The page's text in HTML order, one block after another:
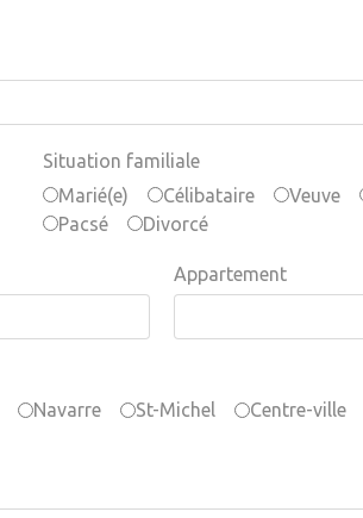
Situation familiale
Marié(e)
Célibataire Veuve
Pacsé
Divorcé
Appartement
Navarre St-Michel Centre-ville